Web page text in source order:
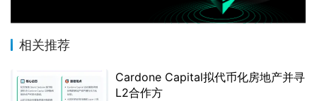
相关推荐
Cardone Capital拟代币化房地产并寻
L2合作方